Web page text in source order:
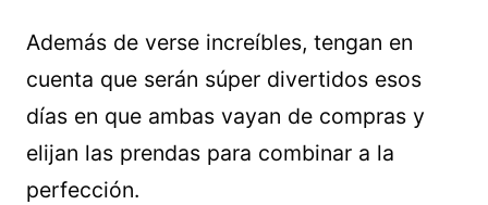
Además de verse increíbles, tengan en
cuenta que serán súper divertidos esos
días en que ambas vayan de compras y
elijan las prendas para combinar a la
perfección.